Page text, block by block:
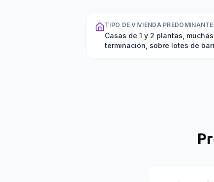
TIPO DE VIVIENDA PREDOMINANTE
Casas de 1 y 2 plantas,
terminación, sobre lotes de